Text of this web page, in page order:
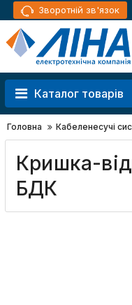
Зворотній зв'язок
Каталог товарів
Головна Кабеленесучі
Кришка-
БДК